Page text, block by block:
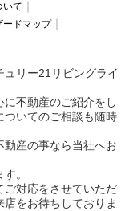
いて
ードマップ
リー21リビングライ
不動産のご紹介をし
ついてのご相談も随時
産の事なら当社へお
。
ご対応をさせていただ
をお待ちしておりま